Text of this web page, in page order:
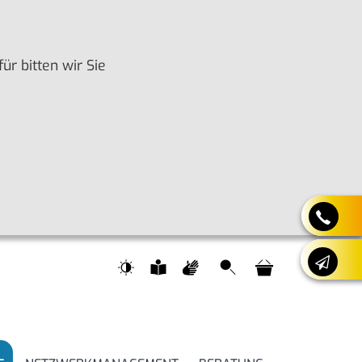
bitten wir Sie
SucheWarenkorb